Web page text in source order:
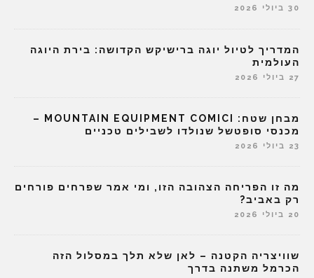
30 ביולי 2026
המדריך לטיול יוגה ברישיקש הקדושה: בירת היוגה
העולמית
27 ביולי 2026
מבחן שטח: MOUNTAIN EQUIPMENT COMICI –
מכנסי סופטשל שנולדו לשבילים טכניים
23 ביולי 2026
מה זו הפריחה הצהובה הזו, ומי אמר שפרחים פורחים
רק באביב?
20 ביולי 2026
שוויצריה הקטנה – לאן שלא תלך במסלול הזה
הכרמל משתנה בדרך